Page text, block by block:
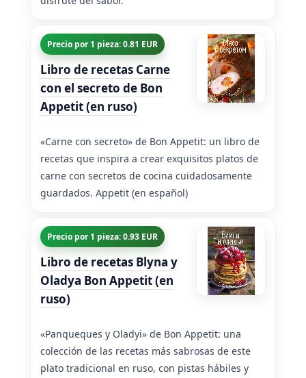
Precio por 1 pieza: 0.81 EUR
Libro de recetas Carne
con el secreto de Bon
Appetit (en ruso)
«Carne con secreto» de Bon Appetit: un libro de
recetas que inspira a crear exquisitos platos de
carne con secretos de cocina cuidadosamente
guardados. Appetit (en español)
Precio por 1 pieza: 0.93 EUR
Libro de recetas Blyna y
Oladya Bon Appetit (en
ruso)
«Panqueques y Oladyi» de Bon Appetit: una
colección de las recetas más sabrosas de este
plato tradicional en ruso, con pistas hábiles y